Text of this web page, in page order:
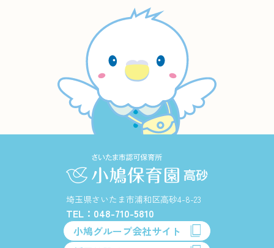
埼玉県さいたま市浦和区高砂4-8-23
TEL：048-710-5810
小鳩グループ会社サイト